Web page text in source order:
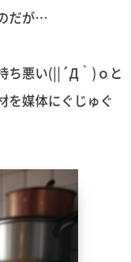
だが…
ち悪い(||´Д｀)ｏと
を媒体にぐじゅぐ